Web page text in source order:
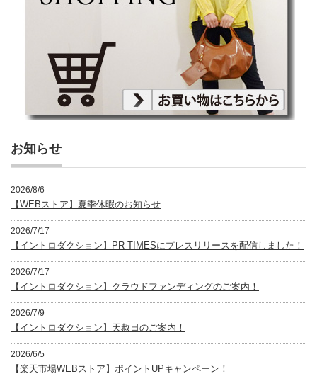
お知らせ
2026/8/6
【WEBストア】夏季休暇のお知らせ
2026/7/17
【イントロダクション】PR TIMESにプレスリリースを配信しました！
2026/7/17
【イントロダクション】クラウドファンディングのご案内！
2026/7/9
【イントロダクション】天赦日のご案内！
2026/6/5
【楽天市場WEBストア】ポイントUPキャンペーン！